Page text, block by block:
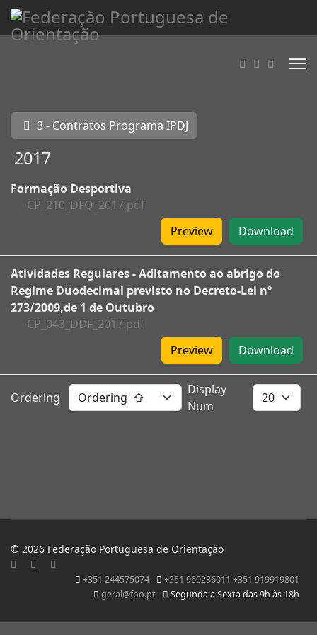
3 - Contratos Programa IPDJ
2017
Formação Desportiva
CP_210_DFQ_2017.pdf
Download
Preview
Atividades Regulares - Aditamento ao abrigo do
Regime Duodecimal previsto no Decreto-Lei nº
273/2009,de 1 de Outubro
CP_043_DDF_2017.pdf
Download
Preview
Ordering
Display
Num
© 2026 Federação Portuguesa de Orientação
+351 244575074
+351 960236011 +351 919919801
geral@fpo.pt
Segunda a Sexta das 9h às 18h